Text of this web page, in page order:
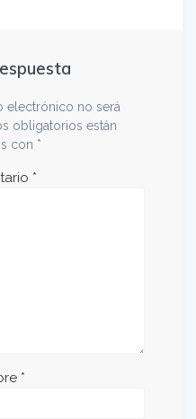
electrónico no será
obligatorios están
con *
*
*